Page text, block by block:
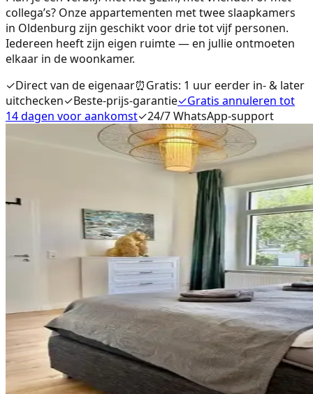
collega’s? Onze appartementen met twee slaapkamers
in Oldenburg zijn geschikt voor drie tot vijf personen.
Iedereen heeft zijn eigen ruimte — en jullie ontmoeten
elkaar in de woonkamer.
✓Direct van de eigenaar⏰Gratis: 1 uur eerder in- & later
uitchecken✓Beste-prijs-garantie✓Gratis annuleren tot
14 dagen voor aankomst✓24/7 WhatsApp-support